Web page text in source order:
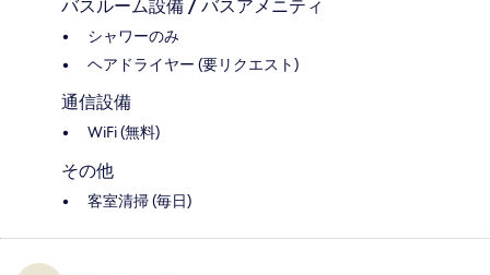
バスルーム設備 / バスアメニティ
シャワーのみ
ヘアドライヤー (要リクエスト)
通信設備
WiFi (無料)
その他
客室清掃 (毎日)